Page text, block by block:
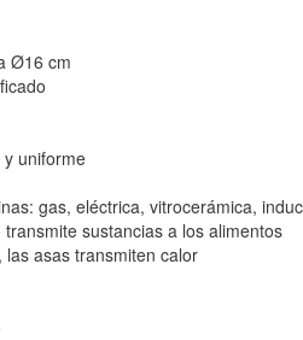
Ø16 cm
uniforme
gas, eléctrica, vitrocerámica,
sustancias a los alimentos
asas transmiten calor